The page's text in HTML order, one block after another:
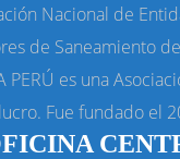
Nacional de
de Saneamiento
PERÚ es una
Fue fundado el